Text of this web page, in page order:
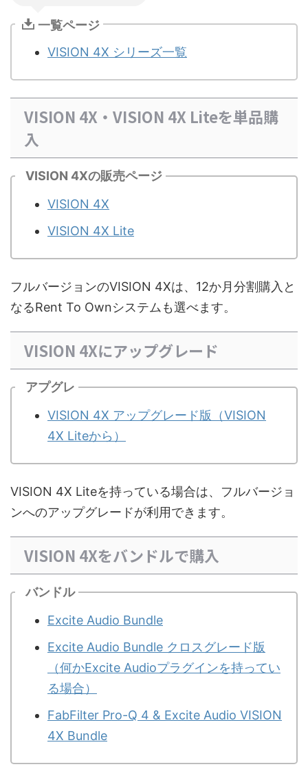
一覧ページ
VISION 4X シリーズ一覧
VISION 4X・VISION 4X Liteを単品購
入
VISION 4Xの販売ページ
VISION 4X
VISION 4X Lite
フルバージョンのVISION 4Xは、12か月分割購入と
なるRent To Ownシステムも選べます。
VISION 4Xにアップグレード
アプグレ
VISION 4X アップグレード版（VISION
4X Liteから）
VISION 4X Liteを持っている場合は、フルバージョ
ンへのアップグレードが利用できます。
VISION 4Xをバンドルで購入
バンドル
Excite Audio Bundle
Excite Audio Bundle クロスグレード版
（何かExcite Audioプラグインを持ってい
る場合）
FabFilter Pro-Q 4 & Excite Audio VISION
4X Bundle